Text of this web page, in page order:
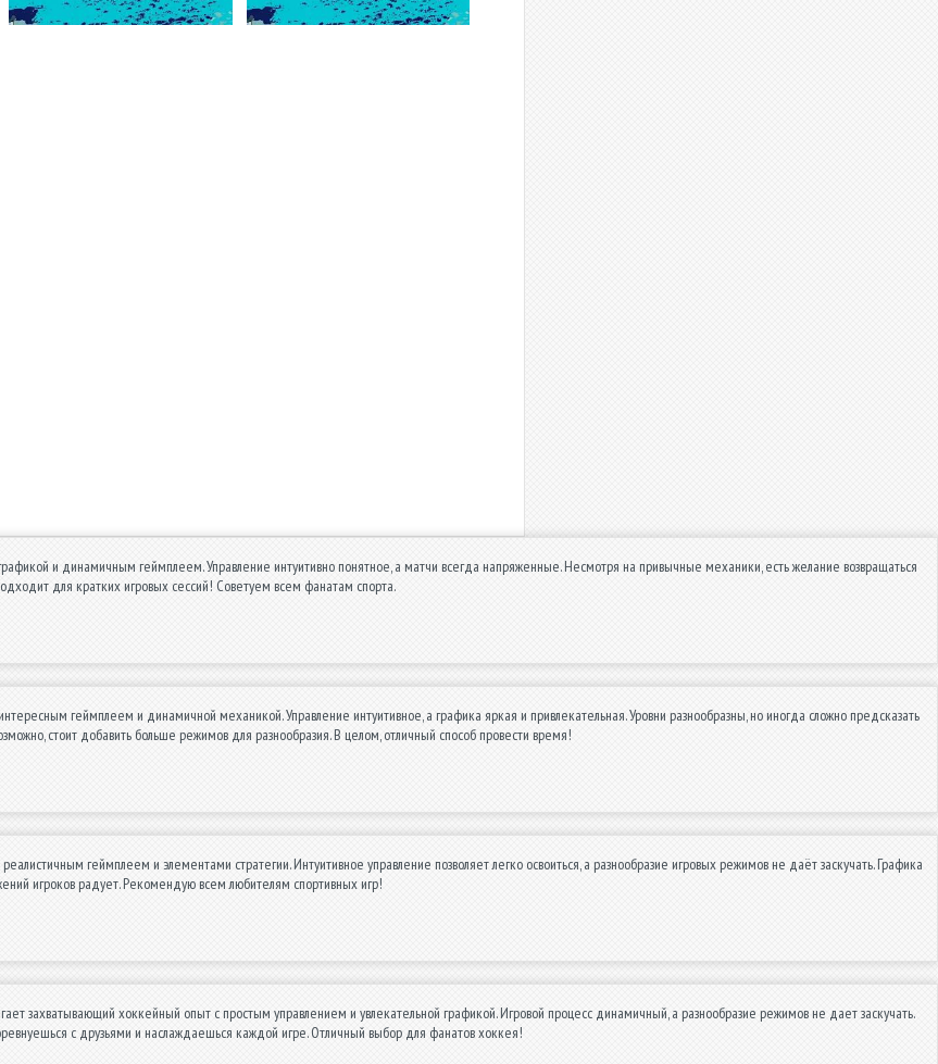
и динамичным геймплеем. Управление интуитивно понятное, а матчи всегда напряженные. Несмотря на привычные механики, есть желание возвращаться
для кратких игровых сессий! Советуем всем фанатам спорта.
геймплеем и динамичной механикой. Управление интуитивное, а графика яркая и привлекательная. Уровни разнообразны, но иногда сложно предсказать
стоит добавить больше режимов для разнообразия. В целом, отличный способ провести время!
геймплеем и элементами стратегии. Интуитивное управление позволяет легко освоиться, а разнообразие игровых режимов не даёт заскучать. Графика
игроков радует. Рекомендую всем любителям спортивных игр!
захватывающий хоккейный опыт с простым управлением и увлекательной графикой. Игровой процесс динамичный, а разнообразие режимов не дает заскучать.
с друзьями и наслаждаешься каждой игре. Отличный выбор для фанатов хоккея!